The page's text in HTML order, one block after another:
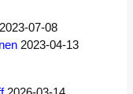
2023-07-08
2023-04-13